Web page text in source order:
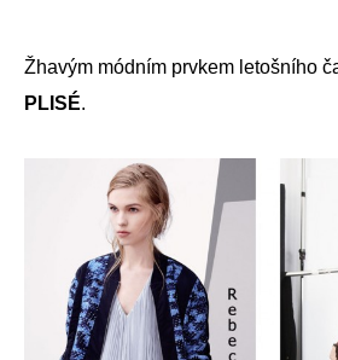
Žhavým módním prvkem letošního
PLISÉ.